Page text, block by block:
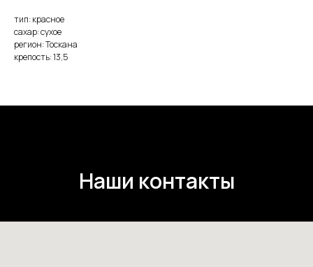
тип: красное
сахар: сухое
регион: Тоскана
крепость: 13,5
Наши контакты